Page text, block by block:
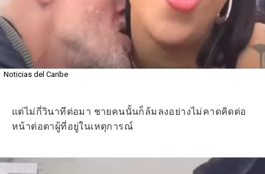
Noticias del Caribe
แต่ไม่กี่วินาทีต่อมา ชายคนนั้นก็ล้มลงอย่างไม่คาดคิดต่อ
หน้าต่อตาผู้ที่อยู่ในเหตุการณ์